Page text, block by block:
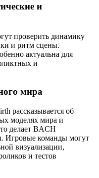
и
проверить динамику
и ритм сцены.
актуальна для
и
мира
рассказывается об
моделях мира и
делает BACH
Игровые команды могут
визуализации,
и тестов